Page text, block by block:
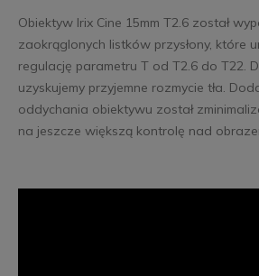
Obiektyw Irix Cine 15mm T2.6 został
zaokrąglonych listków przysłony, które
regulację parametru T od T2.6 do T22.
uzyskujemy przyjemne rozmycie tła.
oddychania obiektywu został
na jeszcze większą kontrolę nad